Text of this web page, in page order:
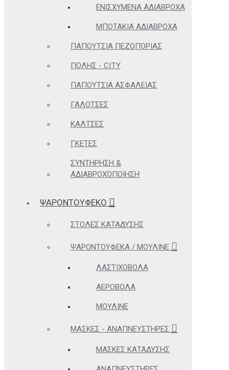
ΕΝΙΣΧΥΜΈΝΑ ΑΔΙΆΒΡΟΧΑ
ΜΠΟΤΆΚΙΑ ΑΔΙΆΒΡΟΧΑ
ΠΑΠΟΎΤΣΙΑ ΠΕΖΟΠΟΡΊΑΣ
ΠΌΛΗΣ - CITY
ΠΑΠΟΎΤΣΙΑ ΑΣΦΑΛΕΊΑΣ
ΓΑΛΌΤΣΕΣ
ΚΆΛΤΣΕΣ
ΓΚΈΤΕΣ
ΣΥΝΤΉΡΗΣΗ &
ΑΔΙΑΒΡΟΧΟΠΟΊΗΣΗ
ΨΑΡΟΝΤΟΥΦΕΚΟ
ΣΤΟΛΈΣ ΚΑΤΆΔΥΣΗΣ
ΨΑΡΟΝΤΟΎΦΕΚΑ / ΜΟΥΛΙΝΈ
ΛΑΣΤΙΧΟΒΌΛΑ
ΑΕΡΟΒΌΛΑ
ΜΟΥΛΙΝΈ
ΜΆΣΚΕΣ - ΑΝΑΠΝΕΥΣΤΉΡΕΣ
ΜΆΣΚΕΣ ΚΑΤΆΔΥΣΗΣ